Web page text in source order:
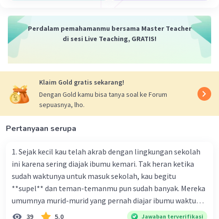
10. Lampung
Perdalam pemahamanmu bersama Master Teacher
di sesi Live Teaching, GRATIS!
Klaim Gold gratis sekarang!
Dengan Gold kamu bisa tanya soal ke Forum
sepuasnya, lho.
Pertanyaan serupa
1. Sejak kecil kau telah akrab dengan lingkungan sekolah
ini karena sering diajak ibumu kemari. Tak heran ketika
sudah waktunya untuk masuk sekolah, kau begitu
**supel** dan teman-temanmu pun sudah banyak. Mereka
umumnya murid-murid yang pernah diajar ibumu waktu
kelas satu. Sedangkan aku? Aku waktu itu baru saja pindah
39 5.0 Jawaban terverifikasi